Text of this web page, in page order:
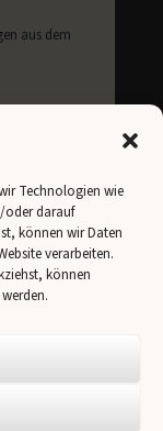
Technologien wie
oder darauf
können wir Daten
verarbeiten.
können
aus dem
gemäß unserer